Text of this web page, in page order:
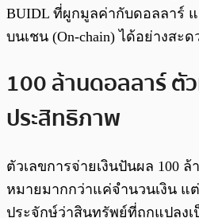
BUIDL ที่ผูกมูลค่ากับดอลลาร์
บนเชน (On-chain) ได้อย่างสะ
100 ล้านดอลลาร์ ตั
ประสิทธิภาพ
ตัวเลขการจ่ายเงินปันผล 100
หมายมากกว่าแค่จำนวนเงิน แ
ประจักษ์ว่าสินทรัพย์ที่ถูกแปลงเ